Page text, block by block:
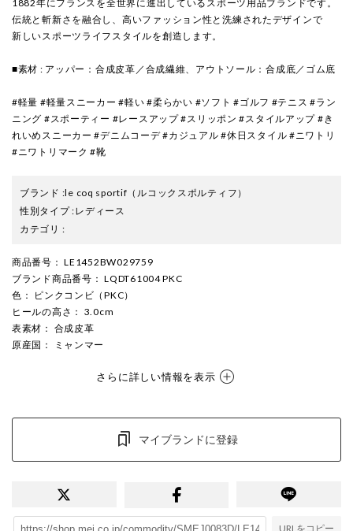
1882年にフランスを全世界に進出しているスポーツ用品ブランドです。
伝統と斬新さを融合し、高いファッション性と洗練されたデザインで
新しいスポーツライフスタイルを創造します。
■素材 : アッパー：合成皮革／合成繊維、アウトソール：合成底／ゴム底
#軽量 #軽量スニーカー #軽い #柔らかい #ソフト #ゴルフ #テニス #ラン
ニング #スポーティー #レースアップ #スリッポン #スタイルアップ #き
れいめスニーカー #デニムコーデ #カジュアル #休日スタイル #ニワトリ
#ニワトリマーク #靴
ブランド :le coq sportif （ルコックスポルティフ）
性別タイプ:レディース
カテゴリ :
商品番号 ： LE1452BW029759
ブランド商品番号 ： LQDT61004 PKC
色 ： ピンクコンビ（PKC）
ヒールの高さ ： 3.0cm
表素材 ： 合成皮革
原産国 ： ミャンマー
さらに詳しい情報を表示
マイブランドに登録
URLをコピー